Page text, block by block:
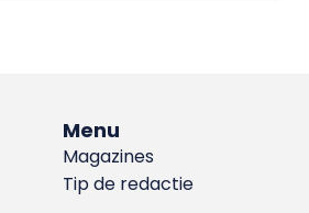
Menu
Magazines
Tip de redactie